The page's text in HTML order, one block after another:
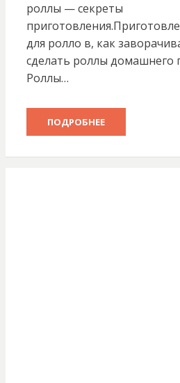
роллы — секреты
для ролло в, как
сделать роллы домашнего
Роллы…
ПОДРОБНЕЕ